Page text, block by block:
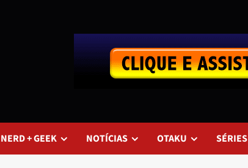
NERD + GEEK NOTÍCIAS OTAKU SÉRIES